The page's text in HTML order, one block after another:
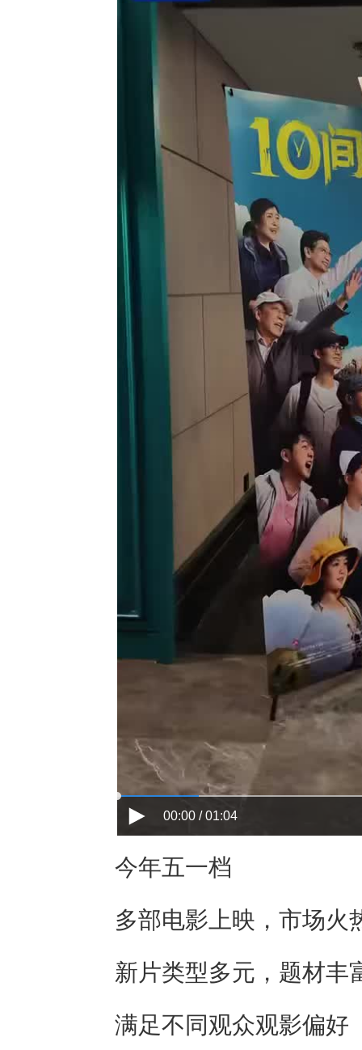
00:00 / 01:04
今年五一档
多部电影上映，市场火
新片类型多元，题材丰
满足不同观众观影偏好